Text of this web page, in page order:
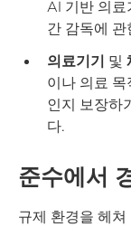
AI 기반 의료
간 감독에
의료기기 및
이나 의료
인지 보장하
다.
준수에서
규제 환경을 헤